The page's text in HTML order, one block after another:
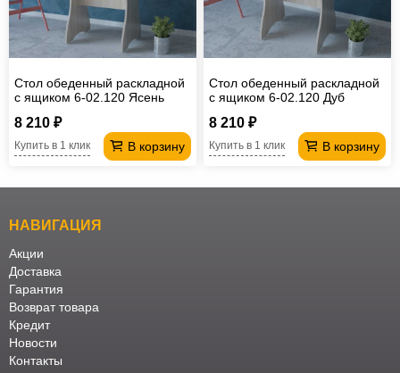
Стол обеденный раскладной
с ящиком 6-02.120 Ясень
8 210 ₽
В корзину
Купить в 1 клик
Стол обеденный раскладной
с ящиком 6-02.120 Дуб
8 210 ₽
В корзину
Купить в 1 клик
НАВИГАЦИЯ
Акции
Доставка
Гарантия
Возврат товара
Кредит
Новости
Контакты